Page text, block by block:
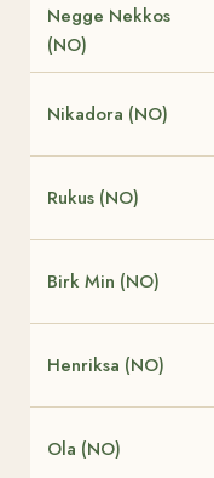
Negge Nekkos
(NO)
Nikadora (NO)
Rukus (NO)
Birk Min (NO)
Henriksa (NO)
Ola (NO)